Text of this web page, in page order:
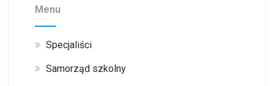
Menu
Specjaliści
Samorząd szkolny